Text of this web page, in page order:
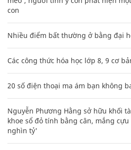
con
Nhiều điểm bất thường ở bằng đại
Các công thức hóa học lớp 8, 9 cơ
20 số điện thoại ma ám bạn không
Nguyễn Phương Hằng sở hữu khối
khoe sổ đỏ tính bằng cân, mắng
nghìn tỷ'